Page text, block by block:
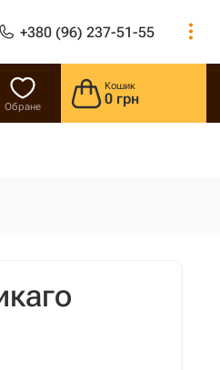
+380 (96) 237-51-55
Обране
Кошик
0 грн